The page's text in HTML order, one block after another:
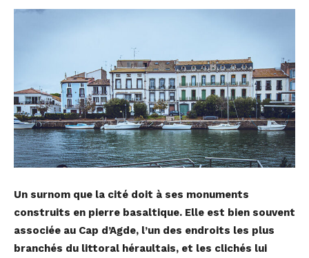
Un surnom que la cité doit à ses monuments
construits en pierre basaltique. Elle est bien souvent
associée au Cap d’Agde, l’un des endroits les plus
branchés du littoral héraultais, et les clichés lui